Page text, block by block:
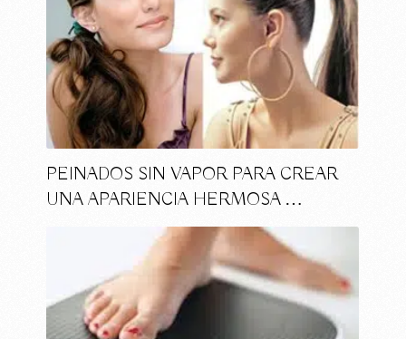
PEINADOS SIN VAPOR PARA CREAR
UNA APARIENCIA HERMOSA …